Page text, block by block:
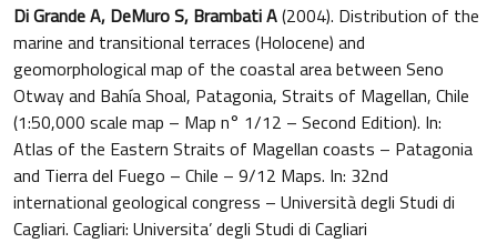
Di Grande A, DeMuro S, Brambati A(2004). Distribution of the
marine and transitional terraces (Holocene) and
geomorphological map of the coastal area between Seno
Otway and Bahía Shoal, Patagonia, Straits of Magellan, Chile
(1:50,000 scale map – Map n° 1/12 – Second Edition). In:
Atlas of the Eastern Straits of Magellan coasts – Patagonia
and Tierra del Fuego – Chile – 9/12 Maps. In: 32nd
international geological congress – Università degli Studi di
Cagliari. Cagliari: Universita’ degli Studi di Cagliari